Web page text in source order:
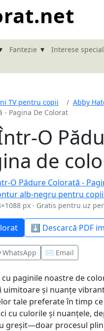
Fantezie ▾ Interese
TV pentru copii
Abby
- Pagina De Colorat
O
de
px · Gratis pentru uz
⬇️ Descarcă PDF
WhatsApp ✉️ Email
paginile noastre de
și nuanțe
tale preferate în timp
cu culorile și nuanțele,
greșit—doar procesul